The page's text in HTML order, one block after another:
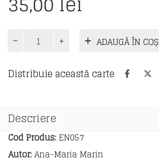
Cantitate
Speaking
the
BAC
ADAUGĂ ÎN COȘ
Distribuie această carte
Descriere
Cod Produs: EN057
Autor:Ana-Maria Marin